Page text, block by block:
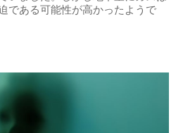
である可能性が高かったようで